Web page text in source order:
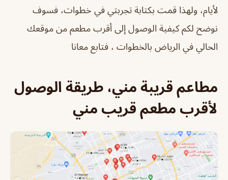
لأيام، ولهذا قمت بكتابة تجربتي في خطوات، فسوف
نوضح لكم كيفية الوصول إلى أقرب مطعم من موقعك
الحالي في الرياض بالخطوات ، فتابع معانا
مطاعم قريبة مني، طريقة الوصول
لأقرب مطعم قريب مني